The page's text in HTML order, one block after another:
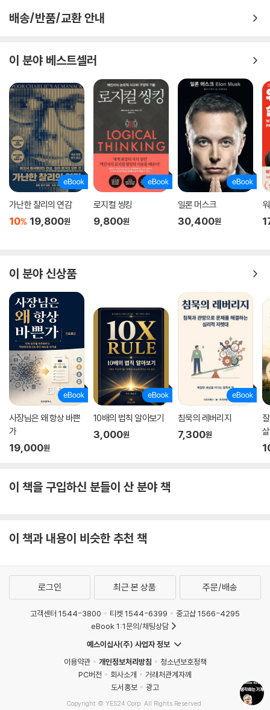
당분간은 대체 불가능한 것으로 평가받고 있다. 《엔비디아 젠슨 황, 생각하
는 기계》에서는 엔비디아의 현재 진행형인 기술 개발 및 로드맵까지 담고
시장을 선도하기 위한 엔비디아의 정교한 전략과 미래 비전을 파악할 수
있을 것이다. 또한 젠슨 황이 그리는 AI 혁명을 담대하게 제시한다. AI는 결
코 일류의 도전 과제가 아니며 그저 ‘생각하는 기계’라는 확신을 보여주며,
그가 어디로 향할지 보여준다.
《엔비디아 젠슨 황, 생각하는 기계》는 단순히 한 CEO의 연대기가 아니다.
AI 기술 진화의 연대기이며, 한 사람의 최고경영자의 비전과 신념이 어떻
게 기업의 운명을 바꾸고, 나아가 세상을 바꾸어 놓았는지에 대한 기록이
다. 젠슨 황의 통찰력과 리더십이 어떻게 구현되었는지를 그 핵심 원리를
제대로 파악할 수 있는 이 책은, 향후 AI 시대를 선도하기 위해 각축전을 벌
이고 있는 모든 이들에게 깊은 영감과 실질적인 지침을 제공할 것이다. 미
맨들, 그리고 AI 시대에 베팅하고 있는 현명한 투자자 모두가 반드시 읽어
배송/반품/교환 안내
이 분야 베스트셀러
가난한 찰리의 연감
10% 19,800원
로지컬 씽킹
9,800원
일론 머스크
30,400원
이 분야 신상품
사장님은 왜 항상 바쁜
가
19,000원
10배의 법칙 알아보기
3,000원
침묵의 레버리지
7,300원
이 책을 구입하신 분들이 산 분야 책
이 책과 내용이 비슷한 추천 책
로그인 최근 본 상품 주문/배송
고객센터 1544-3800 티켓 1544-6399
중고샵 1566-4295
eBook 1:1문의/채팅상담
예스이십사(주) 사업자 정보
이용약관
개인정보처리방침
청소년보호정책
PC버전
회사소개
거래처관계자께
도서홍보
광고
Copyright © YES24 Corp. All Rights Reserved.